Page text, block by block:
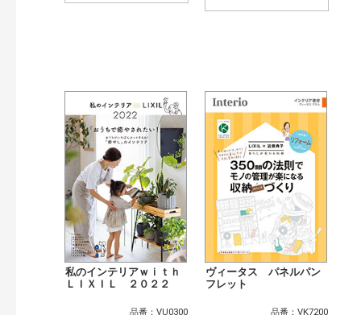
私のインテリアｗｉｔｈ
ＬＩＸＩＬ ２０２２
品番：VU0300
ヴィータス パネルパン
フレット
品番：VK7200